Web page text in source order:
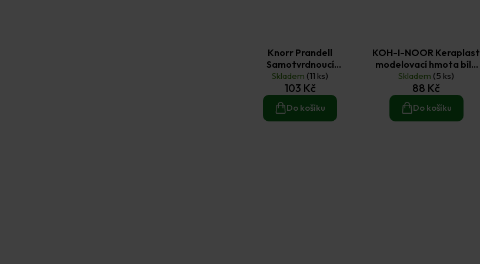
Knorr Prandell
Samotvrdnoucí
modelovací hmota
terakota 0,5 kg
Skladem (11 ks)
103 Kč
Do košíku
KOH-I-NOOR Keraplast
modelovací hmota bílá
300 g
Skladem (5 ks)
88 Kč
Do košíku